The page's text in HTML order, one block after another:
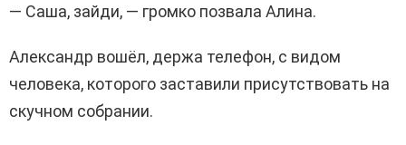
— Саша, зайди, — громко позвала Алина.
Александр вошёл, держа телефон, с видом
человека, которого заставили присутствовать на
скучном собрании.